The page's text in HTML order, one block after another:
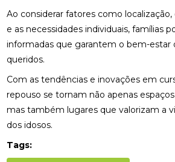
Ao considerar fatores como
e as necessidades individuais, famílias
informadas que garantem o bem-estar
queridos.
Com as tendências e inovações em
repouso se tornam não apenas
mas também lugares que valorizam a
dos idosos.
Tags: